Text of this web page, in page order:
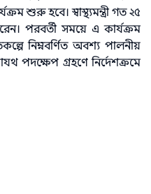
শুরু হবে। স্বাস্থ্যমন্ত্রী গত ২৫
পরবর্তী সময়ে এ কার্যক্রম
নিম্নবর্ণিত অবশ্য পালনীয়
পদক্ষেপ গ্রহণে নির্দেশক্রমে